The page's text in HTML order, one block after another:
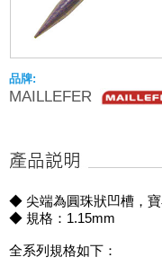
品牌:
MAILLEFER
◆ 尖端為圓珠狀凹槽，
◆ 規格：1.15mm
全系列規格如下：